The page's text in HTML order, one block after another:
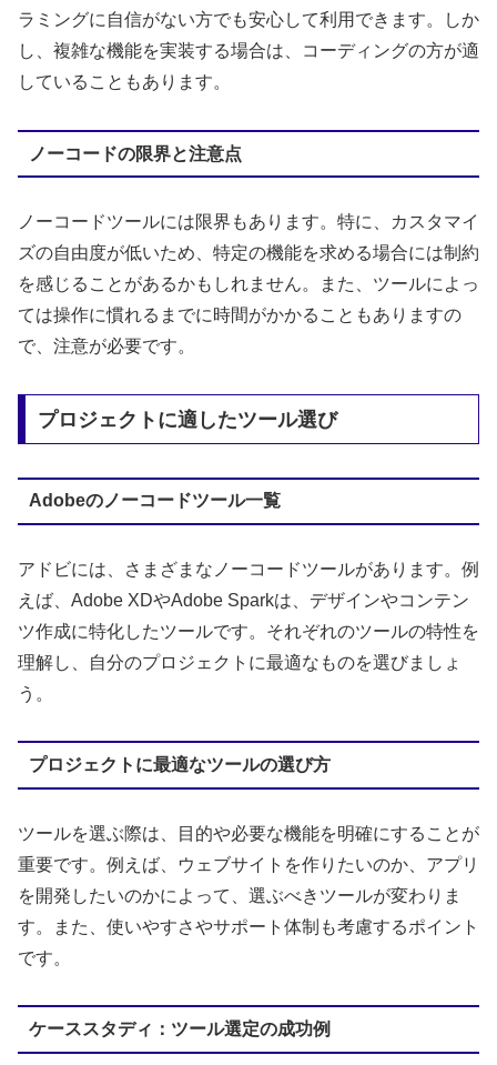
ラミングに自信がない方でも安心して利用できます。しか
し、複雑な機能を実装する場合は、コーディングの方が適
していることもあります。
ノーコードの限界と注意点
ノーコードツールには限界もあります。特に、カスタマイ
ズの自由度が低いため、特定の機能を求める場合には制約
を感じることがあるかもしれません。また、ツールによっ
ては操作に慣れるまでに時間がかかることもありますの
で、注意が必要です。
プロジェクトに適したツール選び
Adobeのノーコードツール一覧
アドビには、さまざまなノーコードツールがあります。例
えば、Adobe XDやAdobe Sparkは、デザインやコンテン
ツ作成に特化したツールです。それぞれのツールの特性を
理解し、自分のプロジェクトに最適なものを選びましょ
う。
プロジェクトに最適なツールの選び方
ツールを選ぶ際は、目的や必要な機能を明確にすることが
重要です。例えば、ウェブサイトを作りたいのか、アプリ
を開発したいのかによって、選ぶべきツールが変わりま
す。また、使いやすさやサポート体制も考慮するポイント
です。
ケーススタディ：ツール選定の成功例